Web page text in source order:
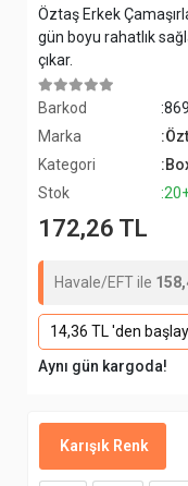
Öztaş Erkek
gün boyu rahatlık
çıkar.
Barkod
Marka
Kategori
Stok
172,26 TL
Havale/EFT ile
14,36 TL 'den
Aynı gün kargoda!
Karışık Renk